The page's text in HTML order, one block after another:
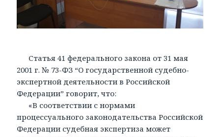
Статья 41 федерального закона от 31 мая
2001 г. № 73-ФЗ “О государственной судебно-
экспертной деятельности в Российской
Федерации” говорит, что:
«В соответствии с нормами
процессуального законодательства Российской
Федерации судебная экспертиза может